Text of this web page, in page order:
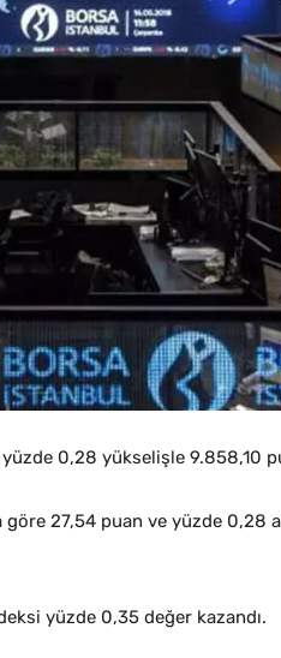
0,28 yükselişle 9.858,10
göre 27,54 puan ve yüzde 0,28
yüzde 0,35 değer kazandı.